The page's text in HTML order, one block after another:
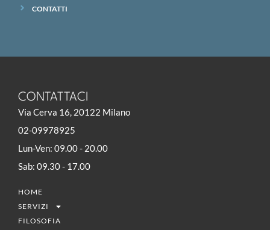
CONTATTI
CONTATTACI
Via Cerva 16, 20122 Milano
02-09978925
Lun-Ven: 09.00 - 20.00
Sab: 09.30 - 17.00
HOME
SERVIZI
FILOSOFIA